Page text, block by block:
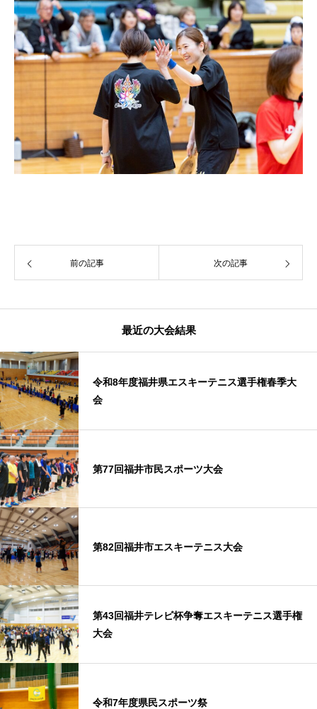
前の記事 次の記事
最近の大会結果
令和8年度福井県エスキーテニス選手権春季大
会
第77回福井市民スポーツ大会
第82回福井市エスキーテニス大会
第43回福井テレビ杯争奪エスキーテニス選手権
大会
令和7年度県民スポーツ祭